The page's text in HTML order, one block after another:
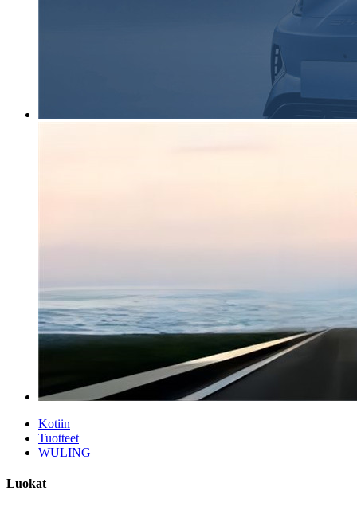
Kotiin
Tuotteet
WULING
Luokat